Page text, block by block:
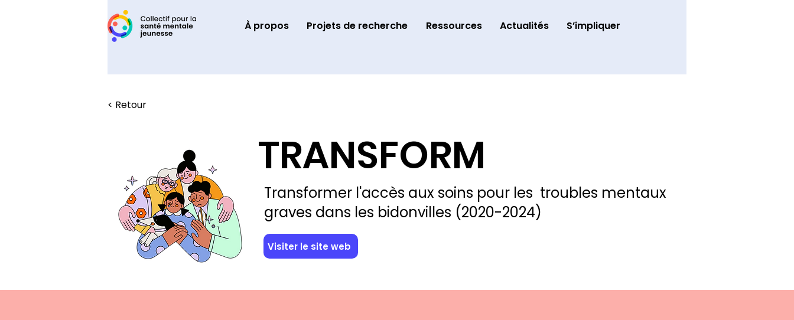
À propos Projets de recherche Ressources Actualités S’impliquer
TRANSFORM
Transformer l'accès aux soins pour les troubles mentaux
graves dans les bidonvilles (2020-2024)
Visiter le site web
< Retour